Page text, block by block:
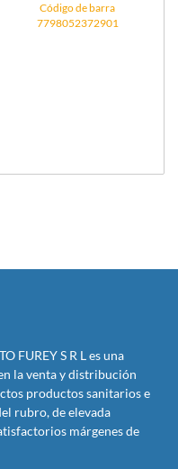
Código de barra
7798052372901
FUREY S R L es una
la venta y distribución
productos sanitarios e
rubro, de elevada
márgenes de